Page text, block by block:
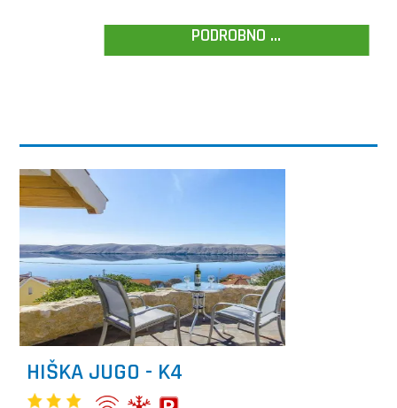
PODROBNO ...
HIŠKA JUGO - K4